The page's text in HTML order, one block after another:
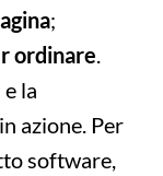
;
ordinare.
la
azione. Per
software,